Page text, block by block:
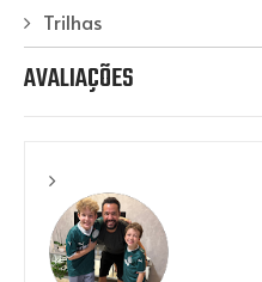
Trilhas
AVALIAÇÕES